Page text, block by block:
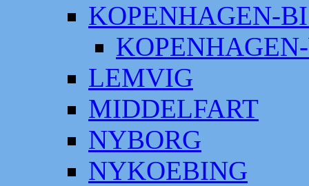
KOPENHAGEN-
LEMVIG
MIDDELFART
NYBORG
NYKOEBING